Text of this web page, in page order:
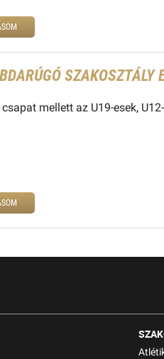
SZAKOSZTÁLY
mellett az U19-esek,